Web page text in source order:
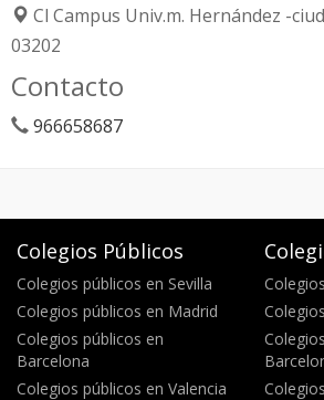
Cl Campus Univ.m. Hernández -
03202
Contacto
966658687
Colegios Públicos
Colegios públicos en Sevilla
Colegios públicos en Madrid
Colegios públicos en
Barcelona
Colegios públicos en Valencia